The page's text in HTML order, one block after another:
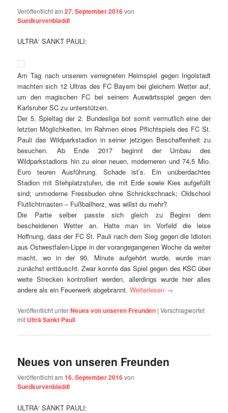
Veröffentlicht am27. September 2016von
Suedkurvenbladdl
ULTRA‘ SANKT PAULI:
Am Tag nach unserem verregneten Heimspiel gegen Ingolstadt
machten sich 12 Ultras des FC Bayern bei gleichem Wetter auf,
um den magischen FC bei seinem Auswärtsspiel gegen den
Karlsruher SC zu unterstützen.
Der 5. Spieltag der 2. Bundesliga bot somit vermutlich eine der
letzten Möglichkeiten, im Rahmen eines Pflichtspiels des FC St.
Pauli das Wildparkstadion in seiner jetzigen Beschaffenheit zu
besuchen. Ab Ende 2017 beginnt der Umbau des
Wildparkstadions hin zu einer neuen, moderneren und 74,5 Mio.
Euro teuren Ausführung. Schade ist’s. Ein unüberdachtes
Stadion mit Stehplatzstufen, die mit Erde sowie Kies aufgefüllt
sind; unmoderne Fressbuden ohne Schnickschnack; Oldschool
Flutlichtmasten – Fußballherz, was willst du mehr?
Die Partie selber passte sich gleich zu Beginn dem
bescheidenen Wetter an. Hatte man im Vorfeld die leise
Hoffnung, dass der FC St. Pauli nach dem Sieg gegen die Idioten
aus Ostwestfalen-Lippe in der vorangegangenen Woche da weiter
macht, wo in der 90. Minute aufgehört wurde, wurde man
zunächst enttäuscht. Zwar konnte das Spiel gegen des KSC über
weite Strecken kontrolliert werden, allerdings wurde hier alles
andere als ein Feuerwerk abgebrannt.Weiterlesen →
Veröffentlicht unterNeues von unseren Freunden |Verschlagwortet
mit Ultrà Sankt Pauli
Neues von unseren Freunden
Veröffentlicht am16. September 2016von
Suedkurvenbladdl
ULTRA‘ SANKT PAULI: